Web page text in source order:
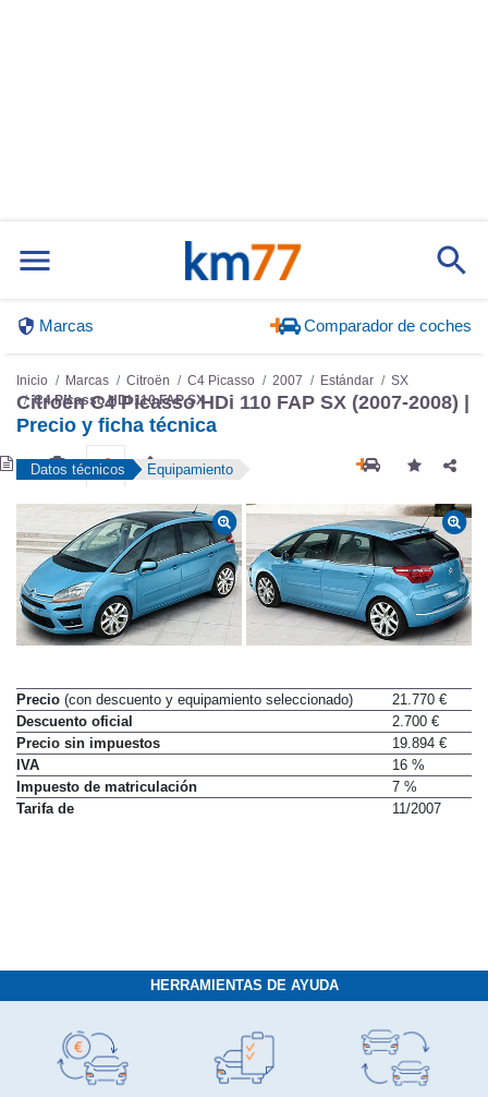
Marcas Comparador de coches
Inicio Marcas Citroën C4 Picasso 2007 Estándar
SX
C4 Picasso HDi 110 FAP SX
Citroën C4 Picasso HDi 110 FAP SX (2007-2008) |
Precio y ficha técnica
Datos técnicos Equipamiento
Precio (con descuento y equipamiento seleccionado)
21.770 €
Descuento oficial
2.700 €
Precio sin impuestos
19.894 €
IVA
16 %
Impuesto de matriculación
7 %
Tarifa de
11/2007
HERRAMIENTAS DE AYUDA